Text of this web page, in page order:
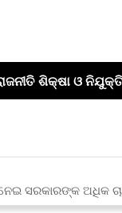
ଶିକ୍ଷା ଓ ନିଯୁକ୍ତି
ସରକାରଙ୍କ ଅଧିକ